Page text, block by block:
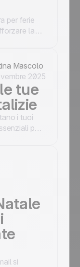
per ferie
la
Mascolo
2025
tue
i tuoi
per
si